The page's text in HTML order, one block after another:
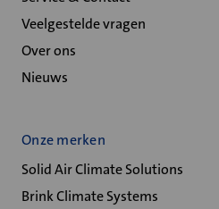
Veelgestelde vragen
Over ons
Nieuws
Onze merken
Solid Air Climate Solutions
Brink Climate Systems